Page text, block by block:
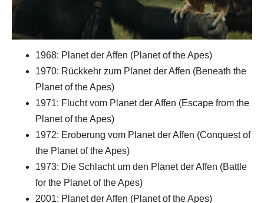
1968: Planet der Affen (Planet of the Apes)
1970: Rückkehr zum Planet der Affen (Beneath the
Planet of the Apes)
1971: Flucht vom Planet der Affen (Escape from the
Planet of the Apes)
1972: Eroberung vom Planet der Affen (Conquest of
the Planet of the Apes)
1973: Die Schlacht um den Planet der Affen (Battle
for the Planet of the Apes)
2001: Planet der Affen (Planet of the Apes)